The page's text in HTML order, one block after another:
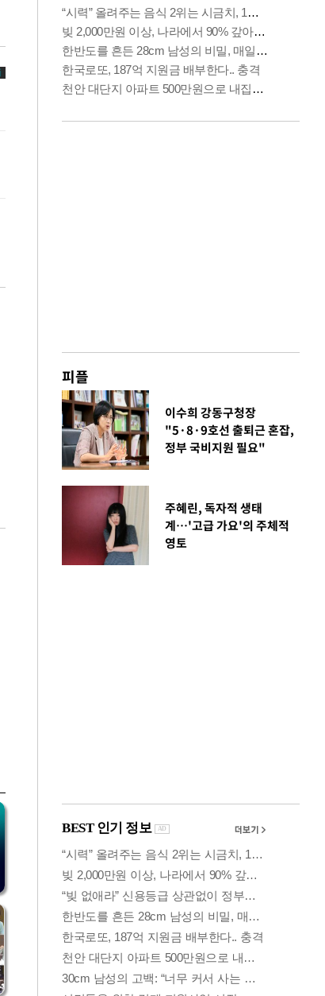
피플
이수희 강동구청장
"5·8·9호선 출퇴근 혼잡,
정부 국비지원 필요"
주혜린, 독자적 생태
계…'고급 가요'의 주체적
영토